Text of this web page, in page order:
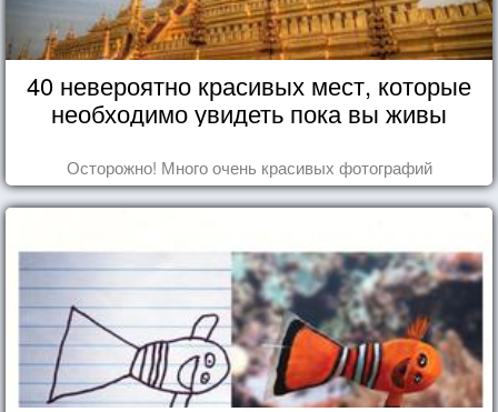
40 невероятно красивых мест, которые
необходимо увидеть пока вы живы
Осторожно! Много очень красивых фотографий